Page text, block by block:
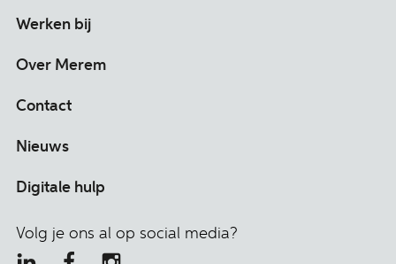
Werken bij
Over Merem
Contact
Nieuws
Digitale hulp
Volg je ons al op social media?